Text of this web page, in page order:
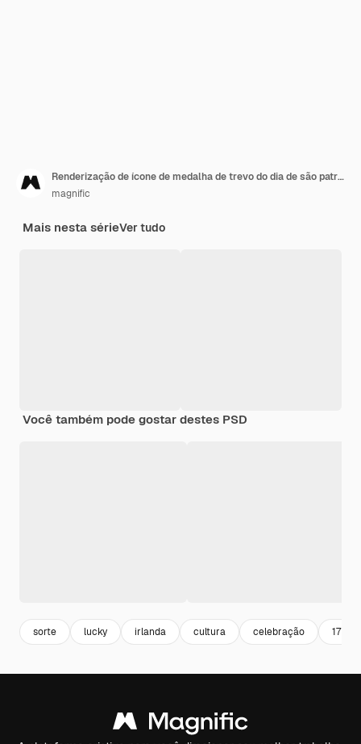
Renderização de ícone de medalha de trevo do dia de são patrício
magnific
Mais nesta sérieVer tudo
Você também pode gostar destes PSD
sorte lucky irlanda cultura celebração 17